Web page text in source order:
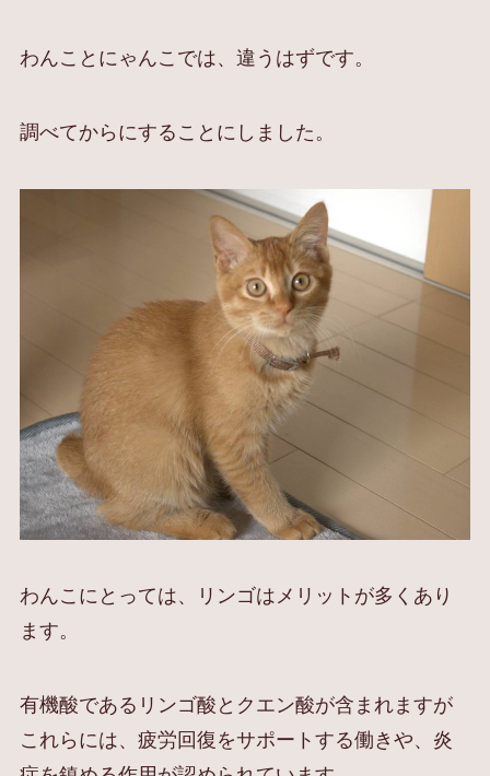
わんことにゃんこでは、違うはずです。
調べてからにすることにしました。
わんこにとっては、リンゴはメリットが多くあり
ます。
有機酸であるリンゴ酸とクエン酸が含まれますが
これらには、疲労回復をサポートする働きや、炎